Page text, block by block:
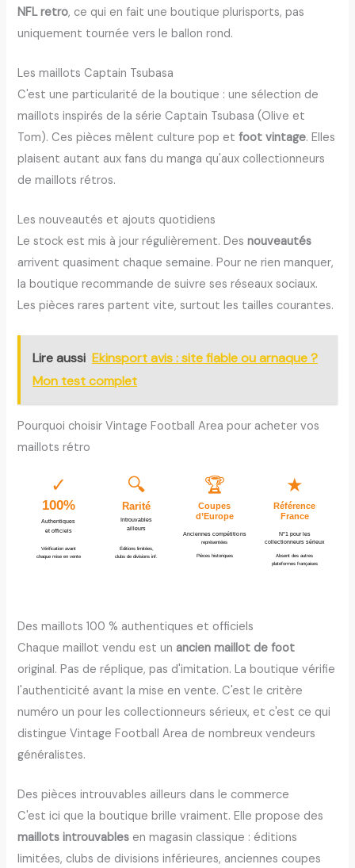
NFL retro, ce qui en fait une boutique plurisports, pas
uniquement tournée vers le ballon rond.
Les maillots Captain Tsubasa
C'est une particularité de la boutique : une sélection de
maillots inspirés de la série Captain Tsubasa (Olive et
Tom). Ces pièces mêlent culture pop etfoot vintage. Elles
plaisent autant aux fans du manga qu'aux collectionneurs
de maillots rétros.
Les nouveautés et ajouts quotidiens
Le stock est mis à jour régulièrement. Desnouveautés
arrivent quasiment chaque semaine. Pour ne rien manquer,
la boutique recommande de suivre ses réseaux sociaux.
Les pièces rares partent vite, surtout les tailles courantes.
Lire aussi Ekinsport avis : site fiable ou arnaque ?
Mon test complet
Pourquoi choisir Vintage Football Area pour acheter vos
maillots rétro
✓
100%
Authentiques
et officiels
Vérification avant
chaque mise en vente
🔍
Rarité
Introuvables
ailleurs
Éditions limitées,
clubs de divisions inf.
🏆
Coupes
d’Europe
Anciennes compétitions
représentées
Pièces historiques
★
Référence
France
N°1 pour les
collectionneurs sérieux
Absent des autres
plateformes françaises
Des maillots 100 % authentiques et officiels
Chaque maillot vendu est un ancien maillot de foot
original. Pas de réplique, pas d'imitation. La boutique vérifie
l'authenticité avant la mise en vente. C'est le critère
numéro un pour les collectionneurs sérieux, et c'est ce qui
distingue Vintage Football Area de nombreux vendeurs
généralistes.
Des pièces introuvables ailleurs dans le commerce
C'est ici que la boutique brille vraiment. Elle propose des
maillots introuvables en magasin classique : éditions
limitées, clubs de divisions inférieures, anciennes coupes